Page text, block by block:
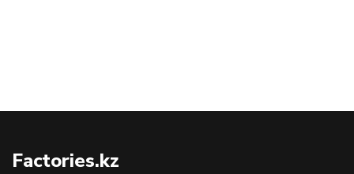
Factories.kz